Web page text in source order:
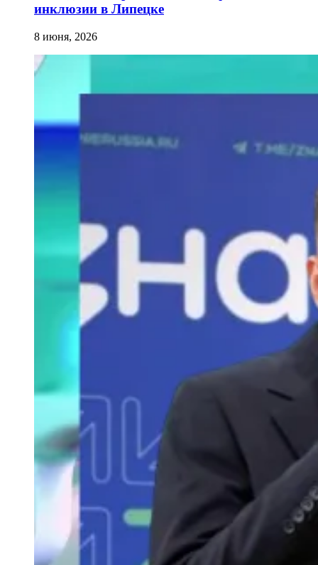
инклюзии в Липецке
8 июня, 2026